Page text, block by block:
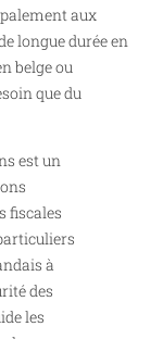
aux
longue durée en
belge ou
que du
est un
fiscales
à
des
les